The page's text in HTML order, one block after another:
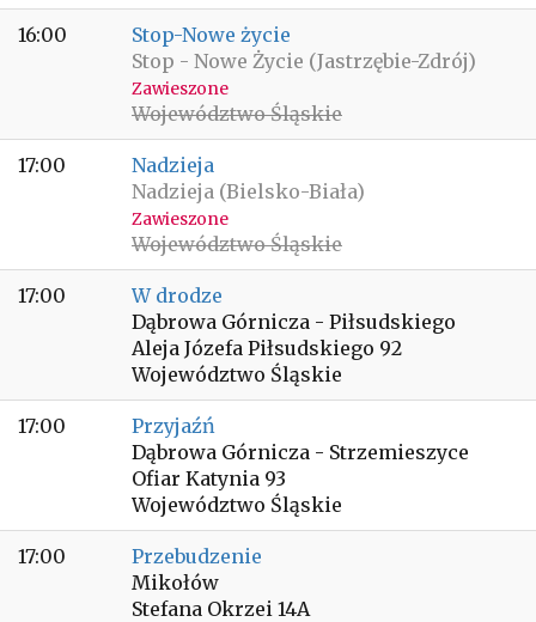
16:00
Stop-Nowe życie
Stop - Nowe Życie (Jastrzębie-Zdrój)
Zawieszone
Województwo Śląskie
17:00
Nadzieja
Nadzieja (Bielsko-Biała)
Zawieszone
Województwo Śląskie
17:00
W drodze
Dąbrowa Górnicza - Piłsudskiego
Aleja Józefa Piłsudskiego 92
Województwo Śląskie
17:00
Przyjaźń
Dąbrowa Górnicza - Strzemieszyce
Ofiar Katynia 93
Województwo Śląskie
17:00
Przebudzenie
Mikołów
Stefana Okrzei 14A